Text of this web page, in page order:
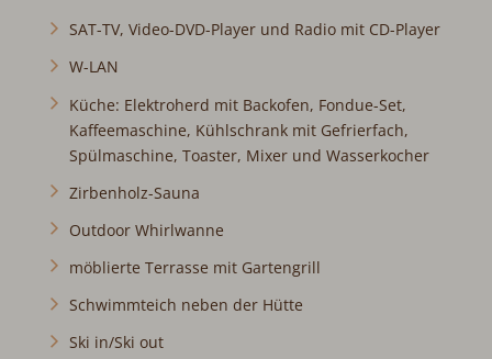
SAT-TV, Video-DVD-Player und Radio mit CD-Player
W-LAN
Küche: Elektroherd mit Backofen, Fondue-Set,
Kaffeemaschine, Kühlschrank mit Gefrierfach,
Spülmaschine, Toaster, Mixer und Wasserkocher
Zirbenholz-Sauna
Outdoor Whirlwanne
möblierte Terrasse mit Gartengrill
Schwimmteich neben der Hütte
Ski in/Ski out